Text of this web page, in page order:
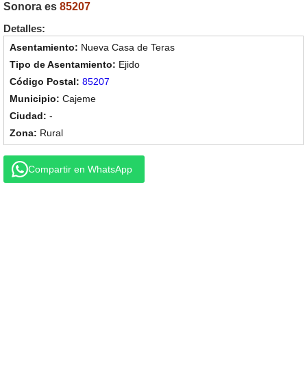
Sonora es 85207
Detalles:
Nueva Casa de Teras
Ejido
85207
Cajeme
-
Rural
Compartir en WhatsApp